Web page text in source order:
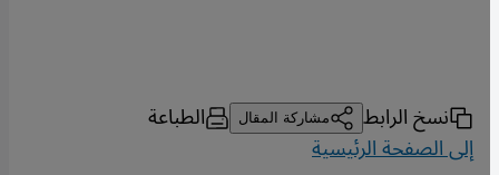
نسخ الرابط مشاركة المقال الطباعة
إلى الصفحة الرئيسية